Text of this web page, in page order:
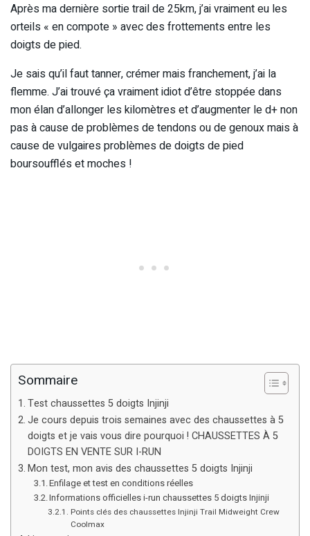
Après ma dernière sortie trail de 25km, j’ai vraiment eu les
orteils « en compote » avec des frottements entre les
doigts de pied.
Je sais qu’il faut tanner, crémer mais franchement, j’ai la
flemme. J’ai trouvé ça vraiment idiot d’être stoppée dans
mon élan d’allonger les kilomètres et d’augmenter le d+ non
pas à cause de problèmes de tendons ou de genoux mais à
cause de vulgaires problèmes de doigts de pied
boursoufflés et moches !
Sommaire
Test chaussettes 5 doigts Injinji
Je cours depuis trois semaines avec des chaussettes à 5
doigts et je vais vous dire pourquoi ! CHAUSSETTES À 5
DOIGTS EN VENTE SUR I-RUN
Mon test, mon avis des chaussettes 5 doigts Injinji
Enfilage et test en conditions réelles
Informations officielles i-run chaussettes 5 doigts Injinji
Points clés des chaussettes Injinji Trail Midweight Crew
Coolmax